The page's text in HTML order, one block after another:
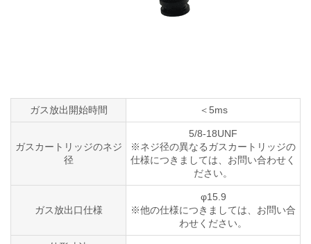
ガス放出開始時間 ＜5ms
ガスカートリッジのネジ
径
5/8-18UNF
※ネジ径の異なるガスカートリッジの
仕様につきましては、お問い合わせく
ださい。
ガス放出口仕様
φ15.9
※他の仕様につきましては、お問い合
わせください。